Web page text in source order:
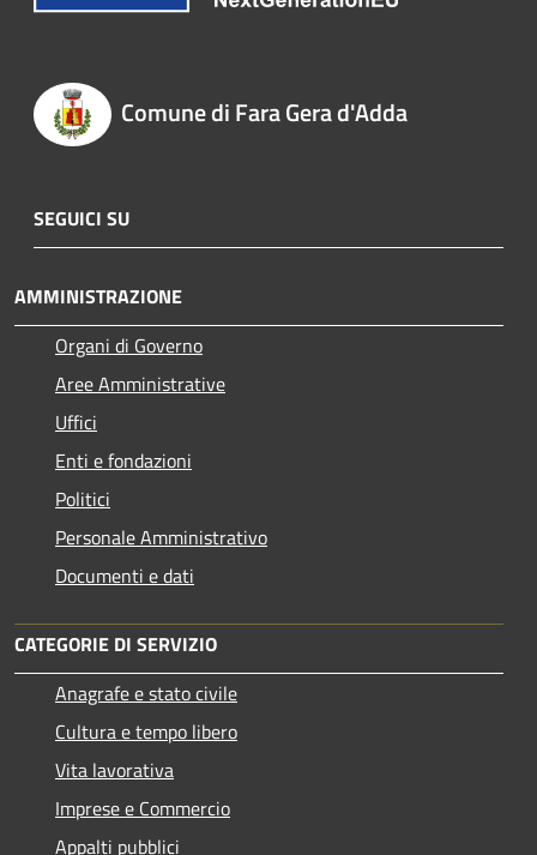
Comune di Fara Gera d'Adda
SEGUICI SU
AMMINISTRAZIONE
Organi di Governo
Aree Amministrative
Uffici
Enti e fondazioni
Politici
Personale Amministrativo
Documenti e dati
CATEGORIE DI SERVIZIO
Anagrafe e stato civile
Cultura e tempo libero
Vita lavorativa
Imprese e Commercio
Appalti pubblici